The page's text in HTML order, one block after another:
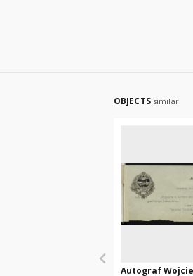
OBJECTS similar
Autograf